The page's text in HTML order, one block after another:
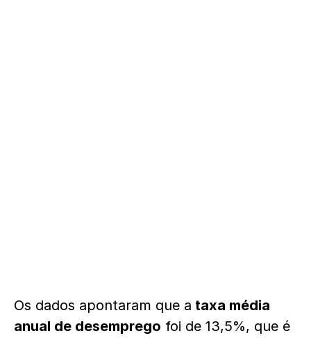
Os dados apontaram que a taxa média
anual de desemprego foi de 13,5%, que é